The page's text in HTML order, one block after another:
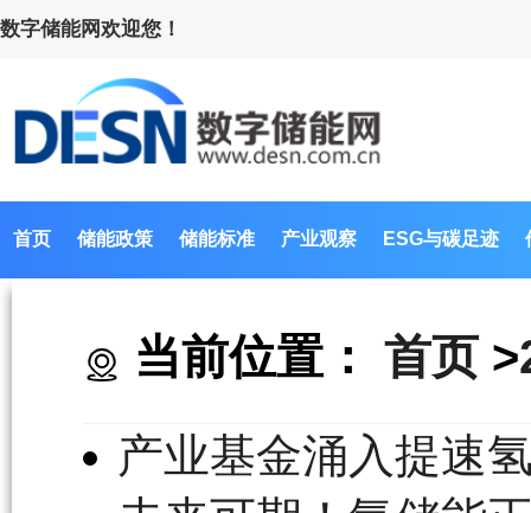
数字储能网欢迎您！
首页 储能政策 储能标准 产业观察 ESG与碳足迹
当前位置： 首页 >
产业基金涌入提速